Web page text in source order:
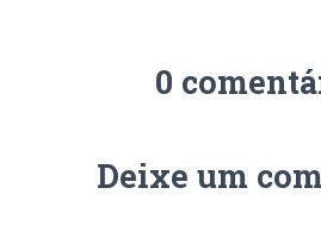
0
Deixe um